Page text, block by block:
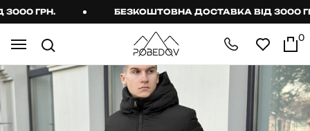
ГРН. БЕЗКОШТОВНА ДОСТАВКА ВІД 3000
0